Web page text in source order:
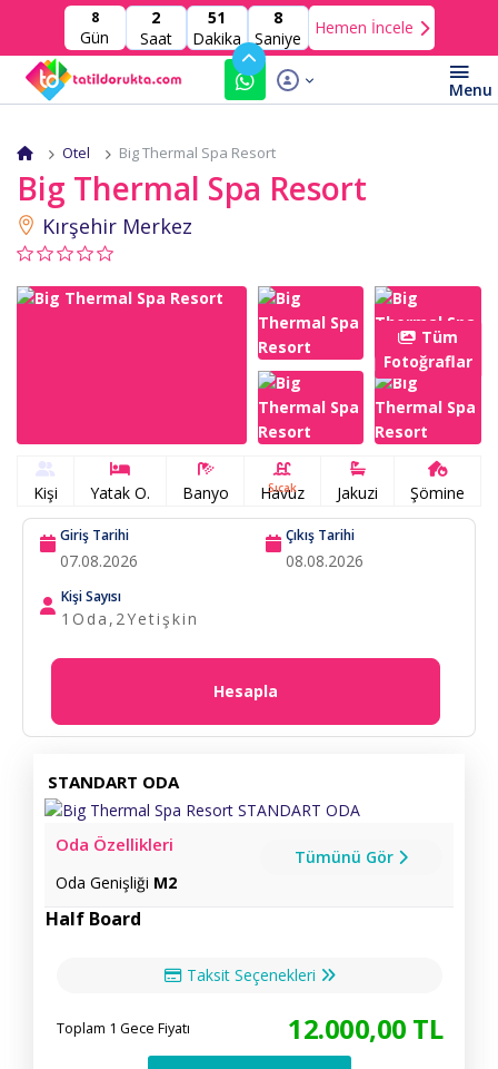
8
Gün
2
Saat
51
Dakika
7
Saniye
Hemen İncele
Otel Big Thermal Spa Resort
Big Thermal Spa Resort
Kırşehir Merkez
Tüm
Fotoğraflar
Kişi Yatak O. Banyo Sıcak
Havuz Jakuzi Şömine
Giriş Tarihi Çıkış Tarihi
Kişi Sayısı
1 Oda, 2Yetişkin
Hesapla
STANDART ODA
Oda Özellikleri
Oda Genişliği M2
Tümünü Gör
Half Board
Taksit Seçenekleri
Toplam 1 Gece Fiyatı 12.000,00 TL